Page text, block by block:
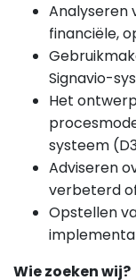
Analyseren
financiële,
Signavio-
Het
systeem
Adviseren
verbeterd
Opstellen
Wie zoeken wij?